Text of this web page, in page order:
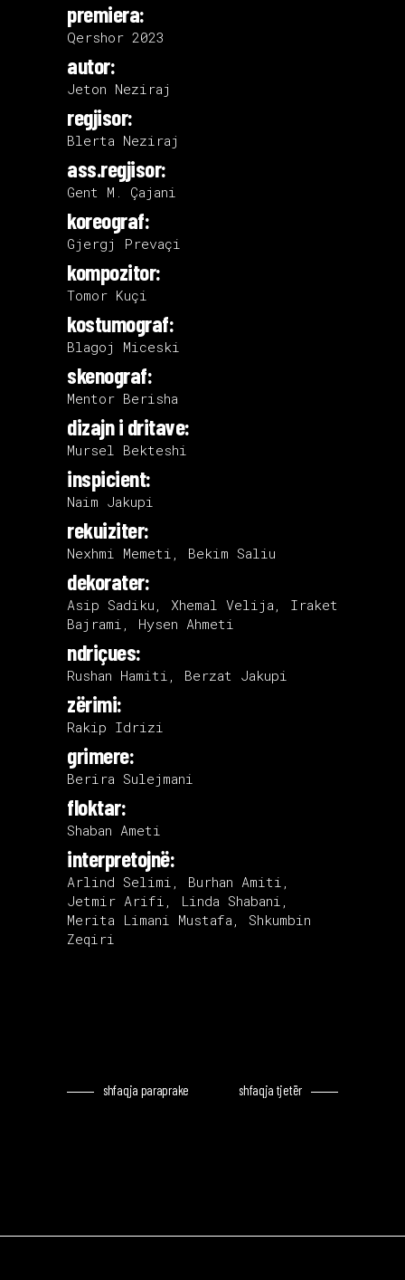
premiera:
Qershor 2023
autor:
Jeton Neziraj
regjisor:
Blerta Neziraj
ass.regjisor:
Gent M. Çajani
koreograf:
Gjergj Prevaçi
kompozitor:
Tomor Kuçi
kostumograf:
Blagoj Miceski
skenograf:
Mentor Berisha
dizajn i dritave:
Mursel Bekteshi
inspicient:
Naim Jakupi
rekuiziter:
Nexhmi Memeti, Bekim Saliu
dekorater:
Asip Sadiku, Xhemal Velija, Iraket
Bajrami, Hysen Ahmeti
ndriçues:
Rushan Hamiti, Berzat Jakupi
zërimi:
Rakip Idrizi
grimere:
Berira Sulejmani
floktar:
Shaban Ameti
interpretojnë:
Arlind Selimi, Burhan Amiti,
Jetmir Arifi, Linda Shabani,
Merita Limani Mustafa, Shkumbin
Zeqiri
shfaqja paraprake shfaqja tjetër